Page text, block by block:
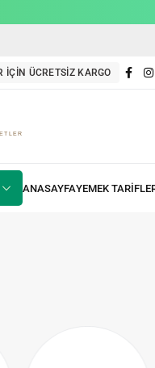
İÇİN ÜCRETSİZ KARGO